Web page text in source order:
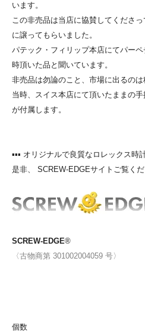
います。
この非売品は当店に協賛してくださ
に譲ってもらいました。
パテック・フィリップ本店にてパー
時頂いた品と聞いています。
非売品は勿論のこと、市場に出るのは
当時、スイス本店にて頂いたままの
が付属します。
▪▪▪ オリジナルで良質なロレックス時
是非、 SCREW-EDGEサイトご覧くだ
SCREW-EDGE®
〈古物商第 301002004059 号〉
個数